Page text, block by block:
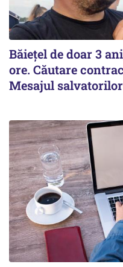
Băiețel de doar 3
ore. Căutare
Mesajul salvatorilor